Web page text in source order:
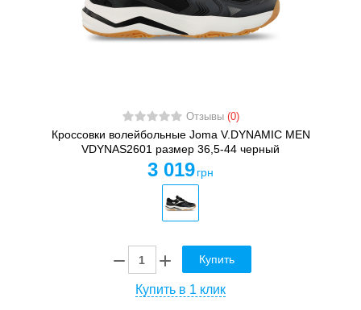
Отзывы (0)
Кроссовки волейбольные Joma V.DYNAMIC MEN
VDYNAS2601 размер 36,5-44 черный
3 019 грн
Купить
Купить в 1 клик